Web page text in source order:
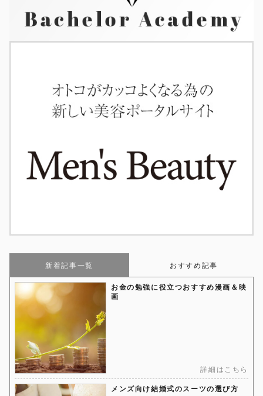
新着記事一覧 おすすめ記事
お金の勉強に役立つおすすめ漫画＆映
画
詳細はこちら
メンズ向け結婚式のスーツの選び方